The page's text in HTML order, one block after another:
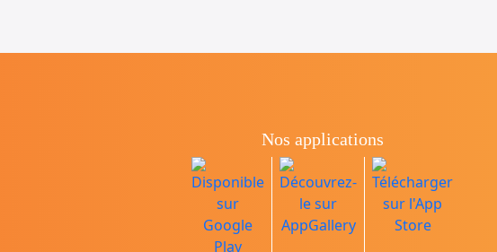
Nos applications